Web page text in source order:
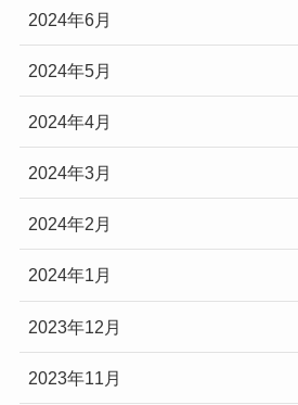
2024年6月
2024年5月
2024年4月
2024年3月
2024年2月
2024年1月
2023年12月
2023年11月